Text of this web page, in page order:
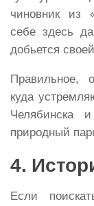
чиновник из
себе здесь
добьется
Правильное,
куда
Челябинска
природный
4.
Если